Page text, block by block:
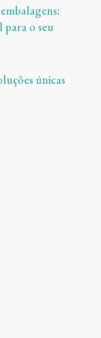
para o seu
únicas